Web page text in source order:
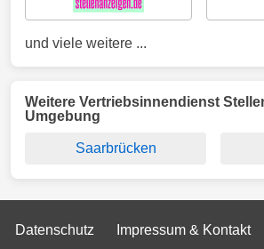
und viele weitere ...
Weitere Vertriebsinnendienst
Umgebung
Saarbrücken
Datenschutz Impressum & Kontakt